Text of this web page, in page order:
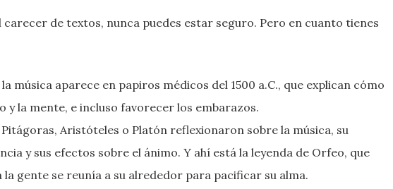
carecer de textos, nunca puedes estar seguro. Pero en cuanto tienes
música aparece en papiros médicos del 1500 a.C., que explican cómo
y la mente, e incluso favorecer los embarazos.
Aristóteles o Platón reflexionaron sobre la música, su
y sus efectos sobre el ánimo. Y ahí está la leyenda de Orfeo, que
la gente se reunía a su alrededor para pacificar su alma.